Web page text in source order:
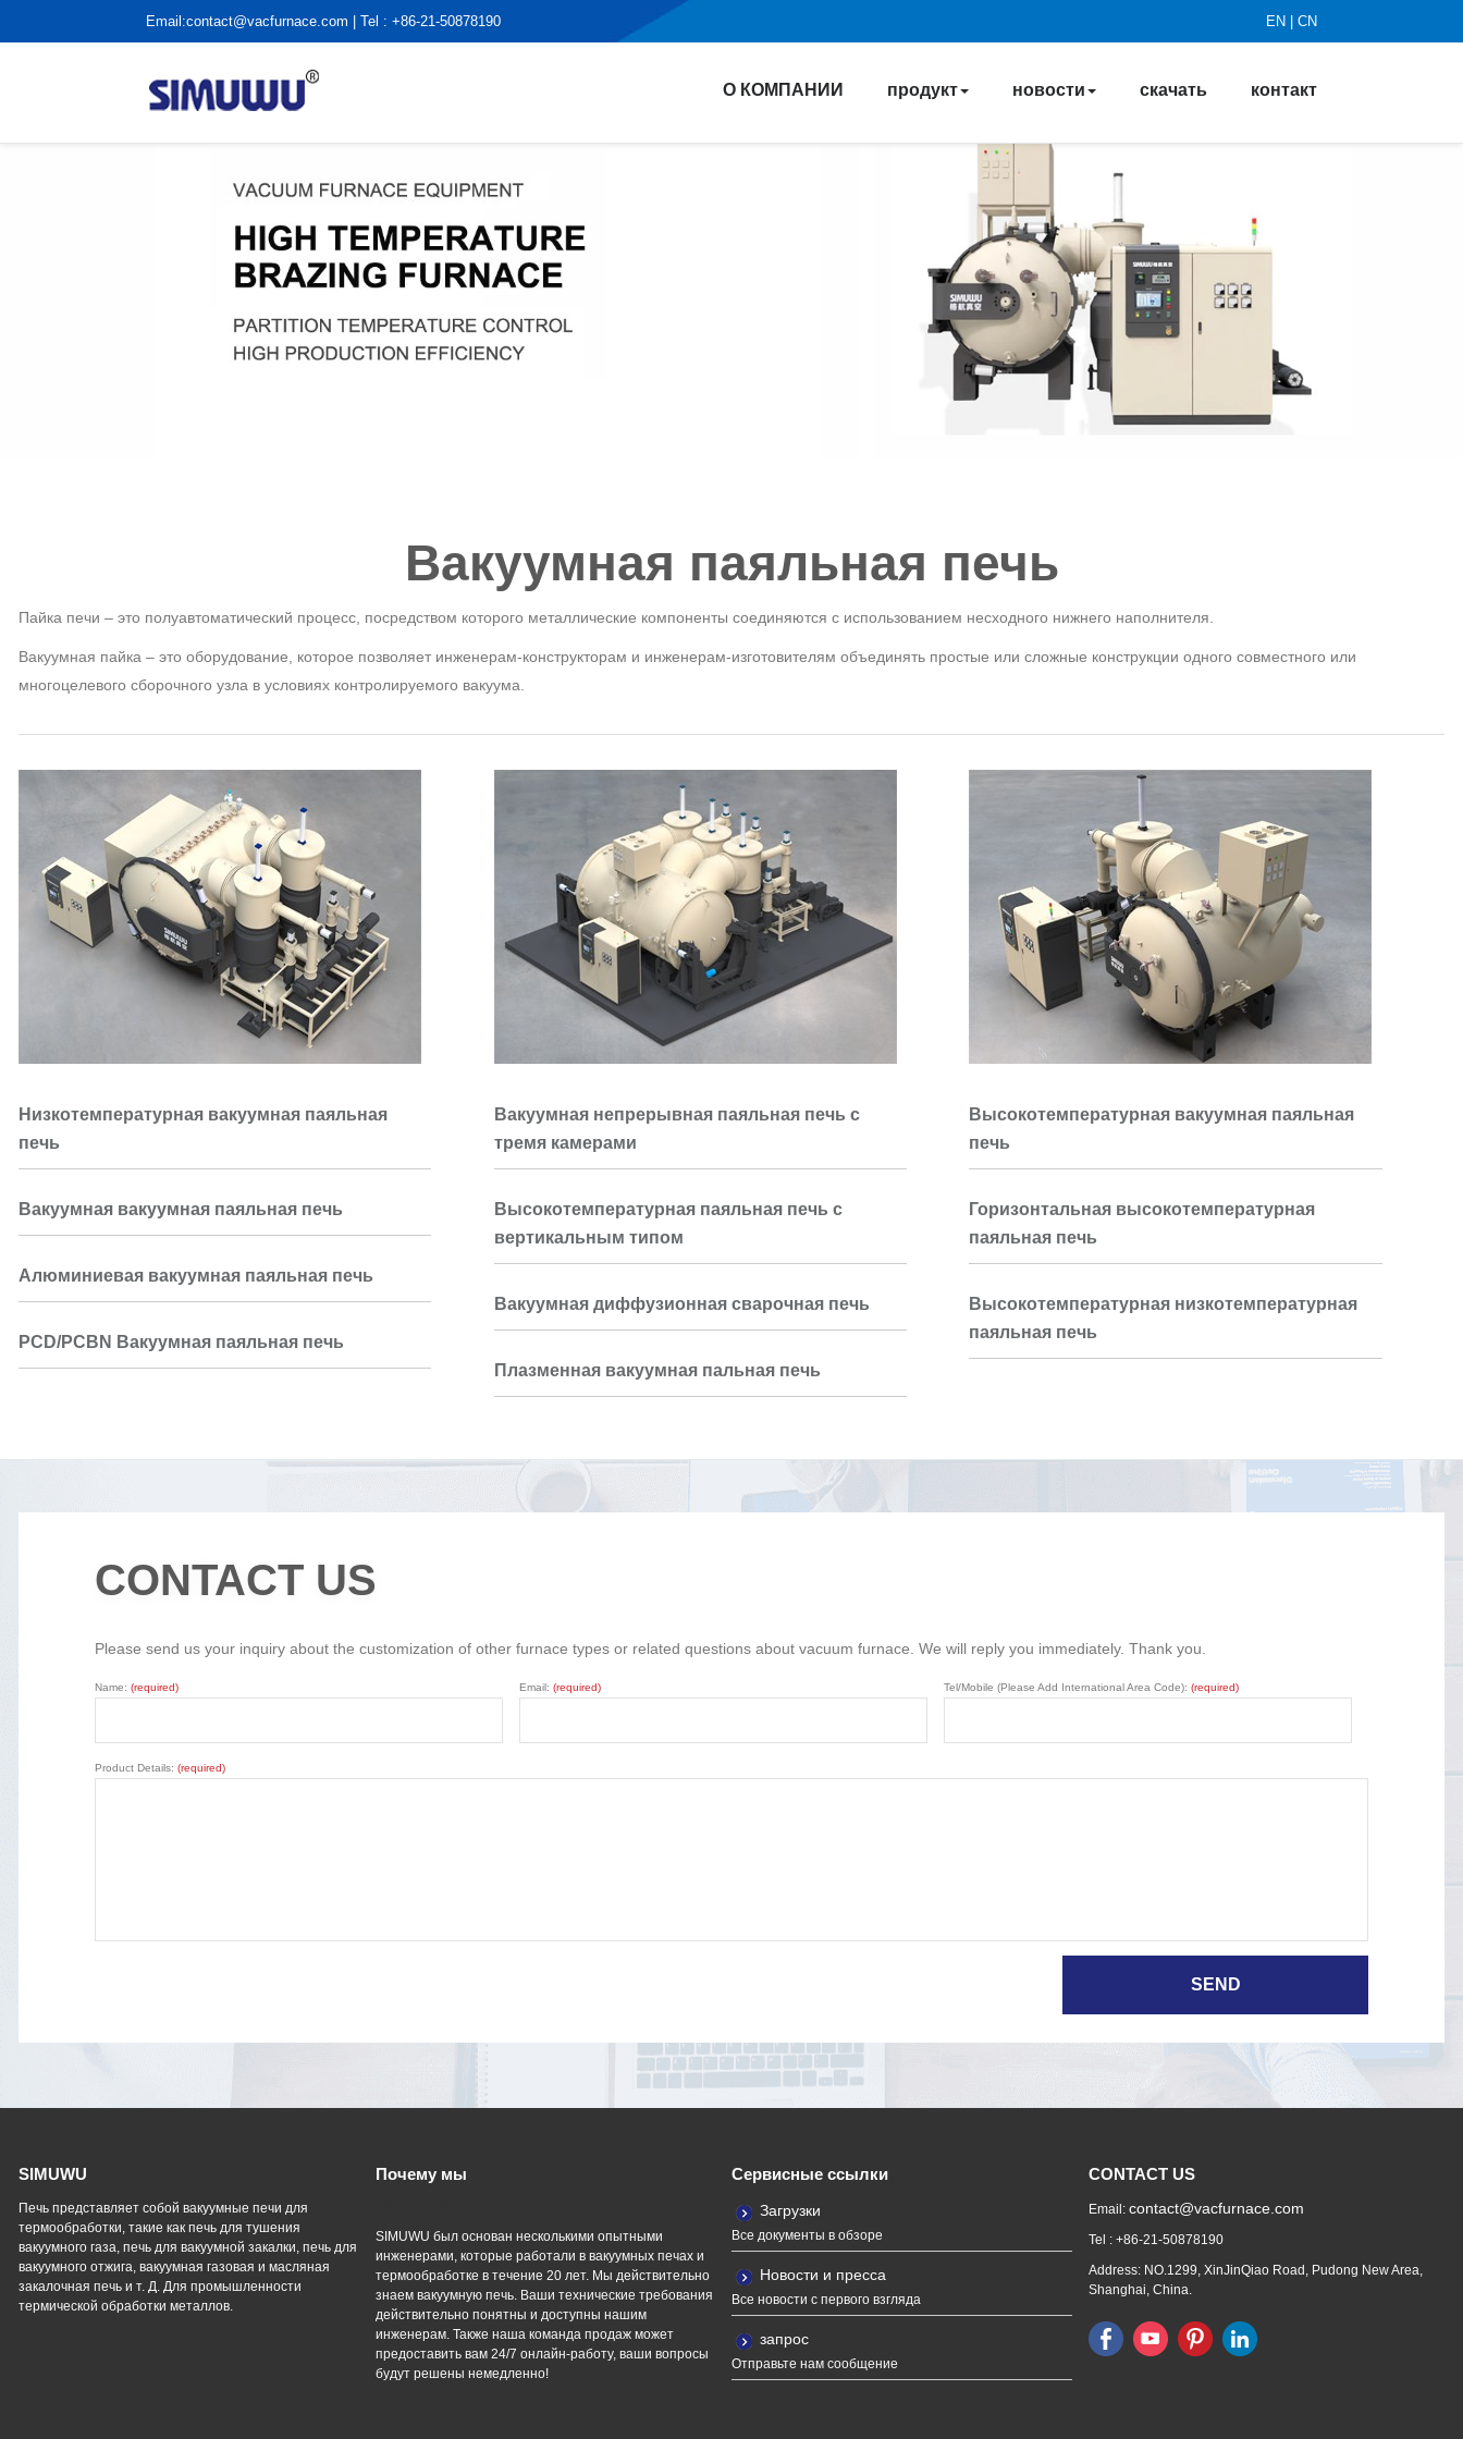
Email:contact@vacfurnace.com | Tel : +86-21-50878190 EN CN
О КОМПАНИИ продукт новости скачать контакт
Вакуумная паяльная печь
Пайка печи – это полуавтоматический процесс, посредством которого металлические компоненты соединяются с использованием несходного нижнего наполнителя.
Вакуумная пайка – это оборудование, которое позволяет инженерам-конструкторам и инженерам-изготовителям объединять простые или сложные конструкции одного совместного или
многоцелевого сборочного узла в условиях контролируемого вакуума.
Низкотемпературная вакуумная паяльная
печь
Вакуумная вакуумная паяльная печь
Алюминиевая вакуумная паяльная печь
PCD/PCBN Вакуумная паяльная печь
Вакуумная непрерывная паяльная печь с
тремя камерами
Высокотемпературная паяльная печь с
вертикальным типом
Вакуумная диффузионная сварочная печь
Плазменная вакуумная пальная печь
Высокотемпературная вакуумная паяльная
печь
Горизонтальная высокотемпературная
паяльная печь
Высокотемпературная низкотемпературная
паяльная печь
CONTACT US
Please send us your inquiry about the customization of other furnace types or related questions about vacuum furnace. We will reply you immediately. Thank you.
Name: (required) Email: (required) Tel/Mobile (Please Add International Area Code): (required)
Product Details: (required)
SIMUWU
Печь представляет собой вакуумные печи для
термообработки, такие как печь для тушения
вакуумного газа, печь для вакуумной закалки, печь для
вакуумного отжига, вакуумная газовая и масляная
закалочная печь и т. Д. Для промышленности
термической обработки металлов.
Почему мы
SIMUWU был основан несколькими опытными
инженерами, которые работали в вакуумных печах и
термообработке в течение 20 лет. Мы действительно
знаем вакуумную печь. Ваши технические требования
действительно понятны и доступны нашим
инженерам. Также наша команда продаж может
предоставить вам 24/7 онлайн-работу, ваши вопросы
будут решены немедленно!
Сервисные ссылки
Загрузки
Все документы в обзоре
Новости и пресса
Все новости с первого взгляда
запрос
Отправьте нам сообщение
CONTACT US
Email: contact@vacfurnace.com
Tel : +86-21-50878190
Address: NO.1299, XinJinQiao Road, Pudong New Area,
Shanghai, China.